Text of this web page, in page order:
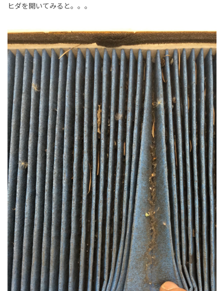
ヒダを開いてみると。。。